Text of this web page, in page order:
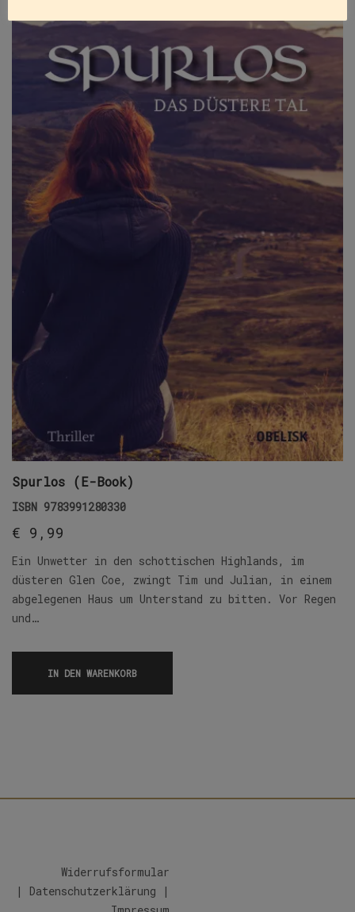
Spurlos (E-Book)
ISBN 9783991280330
€ 9,99
Ein Unwetter in den schottischen Highlands, im
düsteren Glen Coe, zwingt Tim und Julian, in einem
abgelegenen Haus um Unterstand zu bitten. Vor Regen
und…
IN DEN WARENKORB
Widerrufsformular
| Datenschutzerklärung |